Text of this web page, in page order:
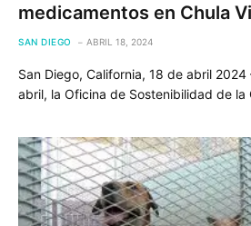
medicamentos en Chula
SAN DIEGO ABRIL 18, 2024
San Diego, California, 18 de abril 2024
abril, la Oficina de Sostenibilidad de